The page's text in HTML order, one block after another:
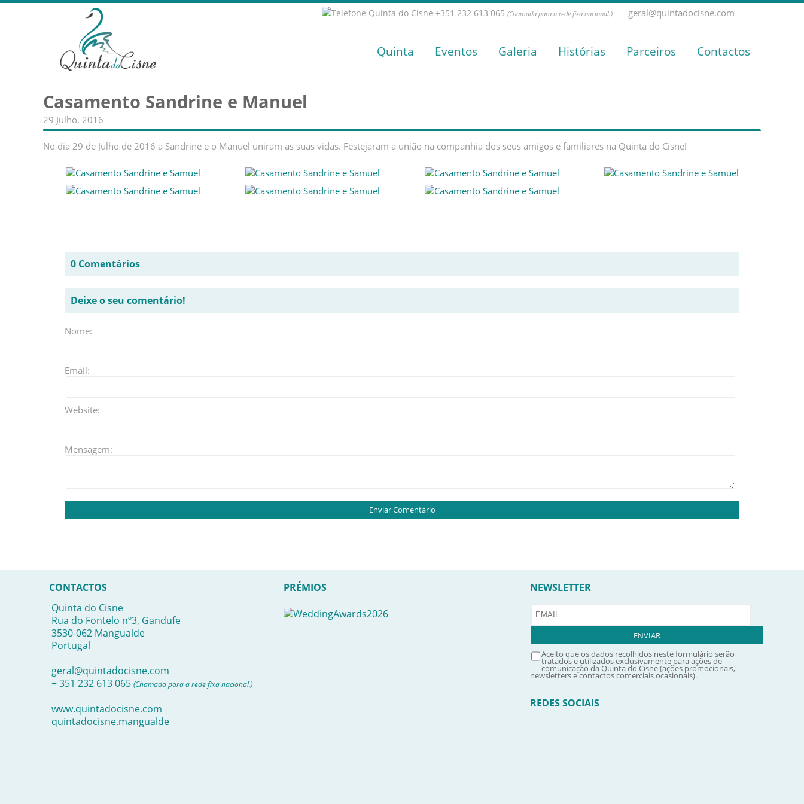
+351 232 613 065 (Chamada para a rede fixa nacional.) geral@quintadocisne.com
Quinta Eventos Galeria Histórias Parceiros Contactos
Casamento Sandrine e Manuel
29 Julho, 2016
No dia 29 de Julho de 2016 a Sandrine e o Manuel uniram as suas vidas. Festejaram a união na companhia dos seus amigos e familiares na Quinta do Cisne!
0 Comentários
Deixe o seu comentário!
Nome:
Email:
Website:
Mensagem:
CONTACTOS
Quinta do Cisne
Rua do Fontelo nº3, Gandufe
3530-062 Mangualde
Portugal
geral@quintadocisne.com
+ 351 232 613 065 (Chamada para a rede fixa nacional.)
www.quintadocisne.com
quintadocisne.mangualde
PRÉMIOS NEWSLETTER
Aceito que os dados recolhidos neste formulário serão
tratados e utilizados exclusivamente para ações de
comunicação da Quinta do Cisne (ações promocionais,
newsletters e contactos comerciais ocasionais).
REDES SOCIAIS